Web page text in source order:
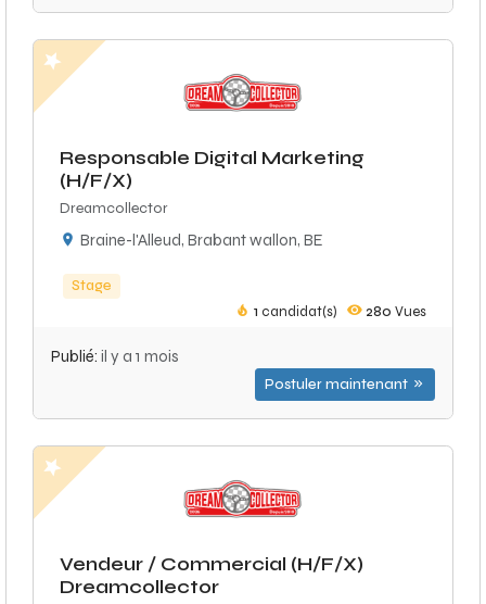
Responsable Digital Marketing
(H/F/X)
Dreamcollector
Braine-l'Alleud, Brabant wallon, BE
Stage
1 candidat(s) 280 Vues
Publié: il y a 1 mois
Postuler maintenant
Vendeur / Commercial (H/F/X)
Dreamcollector